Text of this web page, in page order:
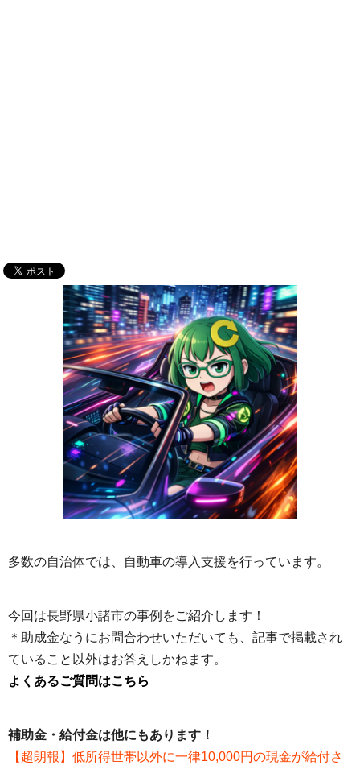
多数の自治体では、自動車の導入支援を行っています。
今回は長野県小諸市の事例をご紹介します！
＊助成金なうにお問合わせいただいても、記事で掲載され
ていること以外はお答えしかねます。
よくあるご質問はこちら
補助金・給付金は他にもあります！
【超朗報】低所得世帯以外に一律10,000円の現金が給付さ